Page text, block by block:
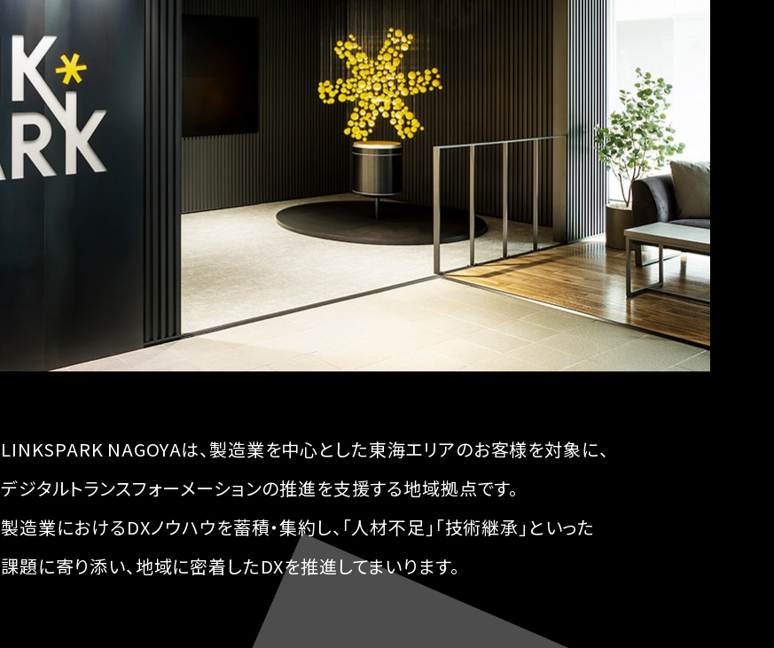
LINKSPARK NAGOYAは、製造業を中心とした東海エリアのお客様を対象に、
デジタルトランスフォーメーションの推進を支援する地域拠点です。
製造業におけるDXノウハウを蓄積・集約し、「人材不足」「技術継承」といった
課題に寄り添い、地域に密着したDXを推進してまいります。